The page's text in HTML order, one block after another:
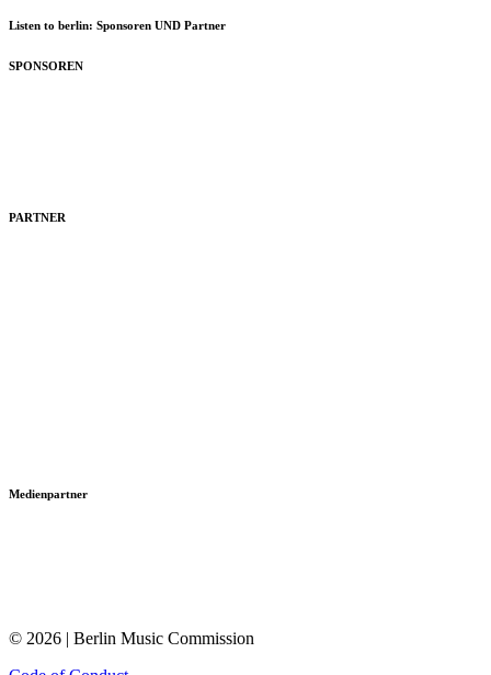
Listen to berlin: Sponsoren UND Partner
SPONSOREN
PARTNER
Medienpartner
© 2026 | Berlin Music Commission